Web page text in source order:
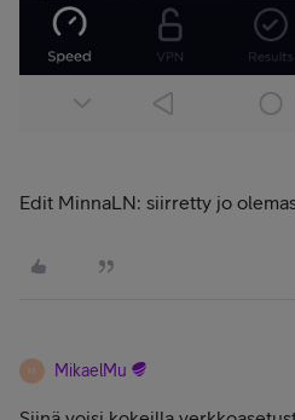
Edit MinnaLN: siirretty jo
M MikaelMu